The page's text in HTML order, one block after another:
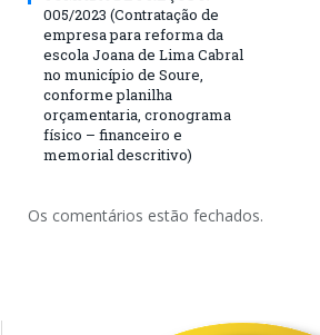
005/2023 (Contratação de
empresa para reforma da
escola Joana de Lima Cabral
no município de Soure,
conforme planilha
orçamentaria, cronograma
físico – financeiro e
memorial descritivo)
Os comentários estão fechados.